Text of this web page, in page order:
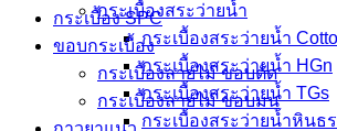
กระเบื้องสระว่ายนํ้า
กระเบื้องสระว่ายน้ำ Cotto
กระเบื้องสระว่ายน้ำ HGn
กระเบื้องสระว่ายน้ำ TGs
กระเบื้องสระว่ายน้ำหินธ
กระเบื้อง SPC
ขอบกระเบื้อง
กระเบื้องลายไม้ ขอบตัด
กระเบื้องลายไม้ ขอบมน